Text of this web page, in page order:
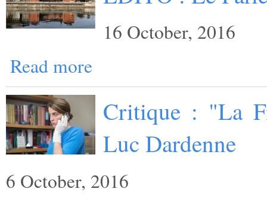
16 October, 2016
Read more
Critique : "La
Luc Dardenne
6 October, 2016